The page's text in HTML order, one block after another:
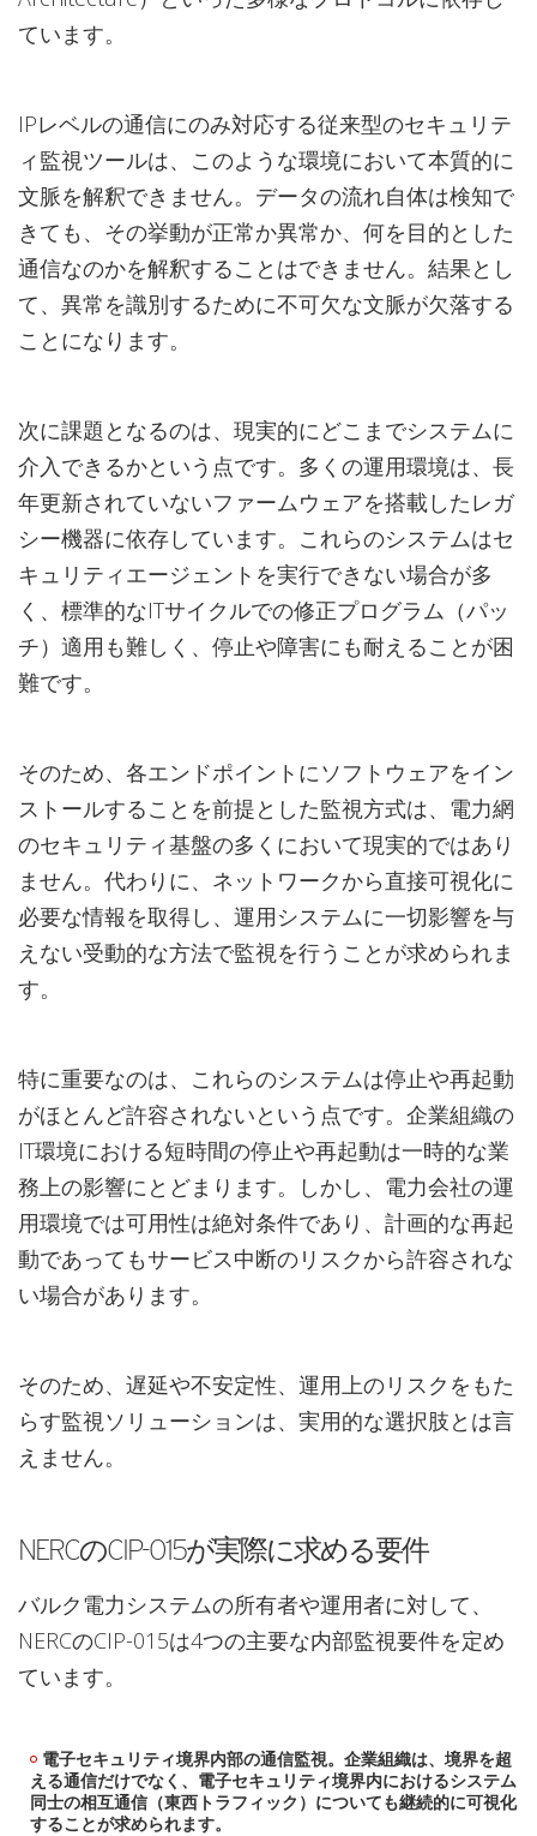
ています。
IPレベルの通信にのみ対応する従来型のセキュリテ
ィ監視ツールは、このような環境において本質的に
文脈を解釈できません。データの流れ自体は検知で
きても、その挙動が正常か異常か、何を目的とした
通信なのかを解釈することはできません。結果とし
て、異常を識別するために不可欠な文脈が欠落する
ことになります。
次に課題となるのは、現実的にどこまでシステムに
介入できるかという点です。多くの運用環境は、長
年更新されていないファームウェアを搭載したレガ
シー機器に依存しています。これらのシステムはセ
キュリティエージェントを実行できない場合が多
く、標準的なITサイクルでの修正プログラム（パッ
チ）適用も難しく、停止や障害にも耐えることが困
難です。
そのため、各エンドポイントにソフトウェアをイン
ストールすることを前提とした監視方式は、電力網
のセキュリティ基盤の多くにおいて現実的ではあり
ません。代わりに、ネットワークから直接可視化に
必要な情報を取得し、運用システムに一切影響を与
えない受動的な方法で監視を行うことが求められま
す。
特に重要なのは、これらのシステムは停止や再起動
がほとんど許容されないという点です。企業組織の
IT環境における短時間の停止や再起動は一時的な業
務上の影響にとどまります。しかし、電力会社の運
用環境では可用性は絶対条件であり、計画的な再起
動であってもサービス中断のリスクから許容されな
い場合があります。
そのため、遅延や不安定性、運用上のリスクをもた
らす監視ソリューションは、実用的な選択肢とは言
えません。
NERCのCIP-015が実際に求める要件
バルク電力システムの所有者や運用者に対して、
NERCのCIP-015は4つの主要な内部監視要件を定め
ています。
電子セキュリティ境界内部の通信監視。企業組織は、境界を超
える通信だけでなく、電子セキュリティ境界内におけるシステム
同士の相互通信（東西トラフィック）についても継続的に可視化
することが求められます。